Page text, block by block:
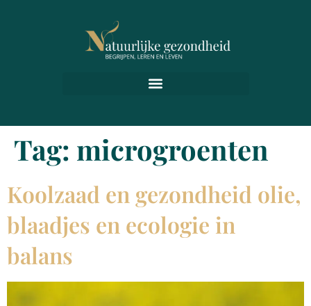
Tag: microgroenten
Koolzaad en gezondheid olie,
blaadjes en ecologie in
balans